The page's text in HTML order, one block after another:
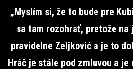
„Myslím si, že to bude pre
sa tam rozohrať, pretože na
pravidelne Zeljković a je to
Hráč je stále pod zmluvou a je